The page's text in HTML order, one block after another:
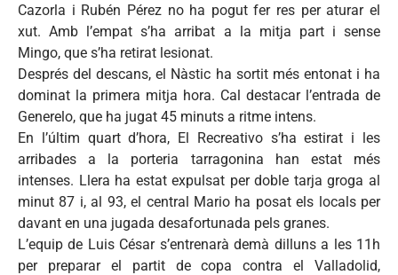
Cazorla i Rubén Pérez no ha pogut fer res per aturar el
xut. Amb l’empat s’ha arribat a la mitja part i sense
Mingo, que s’ha retirat lesionat.
Després del descans, el Nàstic ha sortit més entonat i ha
dominat la primera mitja hora. Cal destacar l’entrada de
Generelo, que ha jugat 45 minuts a ritme intens.
En l’últim quart d’hora, El Recreativo s’ha estirat i les
arribades a la porteria tarragonina han estat més
intenses. Llera ha estat expulsat per doble tarja groga al
minut 87 i, al 93, el central Mario ha posat els locals per
davant en una jugada desafortunada pels granes.
L’equip de Luis César s’entrenarà demà dilluns a les 11h
per preparar el partit de copa contra el Valladolid,